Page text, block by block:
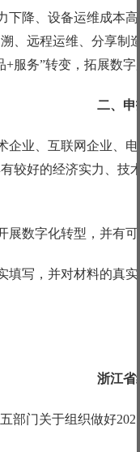
下降、设备运维成本
、远程运维、分享
服务”转变，拓展数
二、申
企业、互联网企业、
较好的经济实力、
展数字化转型，并有
填写，并对材料的真
浙江省
部门关于组织做好